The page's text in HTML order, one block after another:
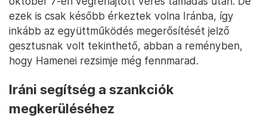
Füst száll fel egy amerikai-izraeli légicsapást követően Teheránban
2026. március 1-jén – Fotó: Mowj / Middle East Images / AFP
Erre a harcok jellegéből adódóan Oroszországnak
nincsen szüksége Ukrajnában, igaz, ezek sem lettek
elhárítására, inkább az Irán támogatását élvező
térségbeli kliensszervezeteknek jöttek volna jól,